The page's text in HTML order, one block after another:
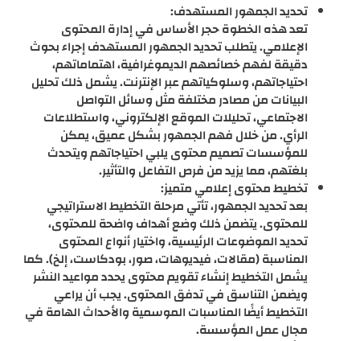
تحديد الجمهور المستهدف:
تعد هذه الخطوة حجر الأساس في إدارة المحتوى
الإعلامي. يتطلب تحديد الجمهور المستهدف إجراء بحوث
دقيقة لفهم خصائصهم الديموغرافية، اهتماماتهم،
احتياجاتهم، وسلوكياتهم عبر الإنترنت. يشمل ذلك تحليل
البيانات من مصادر مختلفة مثل وسائل التواصل
الاجتماعي، تحليلات الموقع الإلكتروني، واستطلاعات
الرأي. من خلال فهم الجمهور بشكل عميق، يمكن
للمؤسسات تصميم محتوى يلبي احتياجاتهم ويتحدث
بلغتهم، مما يزيد من فرص التفاعل والتأثير.
تخطيط محتوى إعلامي متميز:
بعد تحديد الجمهور، تأتي مرحلة التخطيط الاستراتيجي
للمحتوى. يتضمن ذلك وضع أهداف واضحة للمحتوى،
تحديد الموضوعات الرئيسية، واختيار أنواع المحتوى
المناسبة (مقالات، فيديوهات، صور، بودكاست، إلخ). كما
يشمل التخطيط إنشاء تقويم محتوى يحدد مواعيد النشر
ويضمن التناسق في تدفق المحتوى. يجب أن يراعي
التخطيط أيضًا المناسبات الموسمية والأحداث الهامة في
مجال عمل المؤسسة.